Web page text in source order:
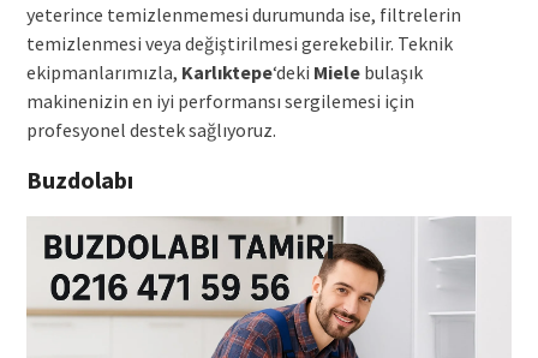
yeterince temizlenmemesi durumunda ise, filtrelerin
temizlenmesi veya değiştirilmesi gerekebilir. Teknik
ekipmanlarımızla, Karlıktepe‘deki Mielebulaşık
makinenizin en iyi performansı sergilemesi için
profesyonel destek sağlıyoruz.
Buzdolabı